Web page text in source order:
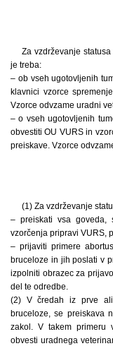
Za vzdrževanje
je treba:
– ob vseh ugotovljenih
klavnici vzorce
Vzorce odvzame uradni
– o vseh ugotovljenih
obvestiti OU VURS in
preiskave. Vzorce
(1) Za vzdrževanje
– preiskati vsa goveda,
vzorčenja pripravi VURS,
– prijaviti primere
bruceloze in jih poslati v
izpolniti obrazec za
del te odredbe.
(2) V čredah iz prve
bruceloze, se preiskava
zakol. V takem primeru
obvesti uradnega